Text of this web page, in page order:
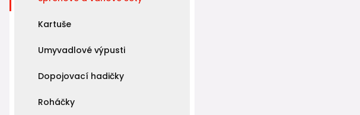
Kartuše
Umyvadlové výpusti
Dopojovací hadičky
Roháčky